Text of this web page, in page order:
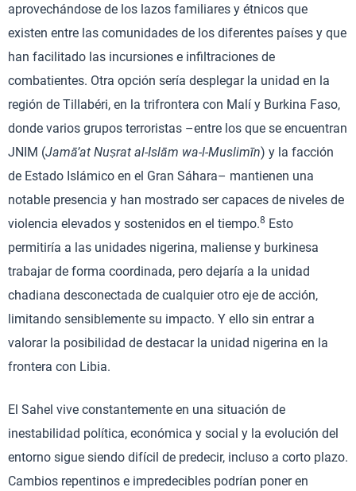
aprovechándose de los lazos familiares y étnicos que
existen entre las comunidades de los diferentes países y que
han facilitado las incursiones e infiltraciones de
combatientes. Otra opción sería desplegar la unidad en la
región de Tillabéri, en la trifrontera con Malí y Burkina Faso,
donde varios grupos terroristas –entre los que se encuentran
JNIM (Jamā’at Nuṣrat al-Islām wa-l-Muslimīn) y la facción
de Estado Islámico en el Gran Sáhara– mantienen una
notable presencia y han mostrado ser capaces de niveles de
violencia elevados y sostenidos en el tiempo.8 Esto
permitiría a las unidades nigerina, maliense y burkinesa
trabajar de forma coordinada, pero dejaría a la unidad
chadiana desconectada de cualquier otro eje de acción,
limitando sensiblemente su impacto. Y ello sin entrar a
valorar la posibilidad de destacar la unidad nigerina en la
frontera con Libia.
El Sahel vive constantemente en una situación de
inestabilidad política, económica y social y la evolución del
entorno sigue siendo difícil de predecir, incluso a corto plazo.
Cambios repentinos e impredecibles podrían poner en